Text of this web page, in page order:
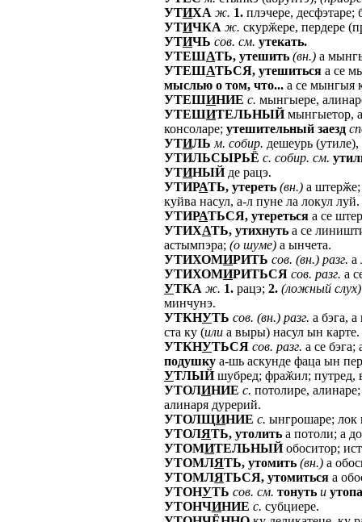
УТИХА ж. 1. плэчере, десфэтаре;
УТИЧКА ж. скурӂере, пердере
УТИЧЬ сов. см. утекать.
УТЕШАТЬ, утешить (вн.) а
УТЕШАТЬСЯ, утешиться а се
мыслью о том, что... а се мынгыя
УТЕШИНИЕ с. мынгыере,
УТЕШИТЕЛЬНЫЙмынгыетор,
консоларе; утешительный заезд
УТИЛЬ м. собир. дешеурь (утиле),
УТИЛЬСЫРЬЁ с. собир. см.
УТИНЫЙде рацэ.
УТИРАТЬ, утереть (вн.) а
куйва насул, а-л пуне ла локул луй.
УТИРАТЬСЯ, утереться а се
УТИХАТЬ, утихнуть а се
астымпэра; (о шуме) а ынчета.
УТИХОМИРИТЬ сов. (вн.) разг. а
УТИХОМИРИТЬСЯ сов. разг. а
УТКА ж. 1. рацэ; 2. (ложный слух)
минчунэ.
УТКНУТЬ сов. (вн.) разг. а бэга,
ста ку (или а выры) насул ын карте.
УТКНУТЬСЯ сов. разг. а се
подушку а-шь аскунде фаца ын
УТЛЫЙшубред; фраӂил; путред,
УТОЛИНИЕ с. потолире,
алинаря дурерий.
УТОЛЩИНИЕ с. ынгрошаре; лок
УТОЛЯТЬ, утолить а потоли; а
УТОМИТЕЛЬНЫЙобоситор;
УТОМЛЯТЬ, утомить (вн.) а
УТОМЛЯТЬСЯ, утомиться а
УТОНУТЬ сов. см. тонуть и
УТОНЧИНИЕ с. субциере.